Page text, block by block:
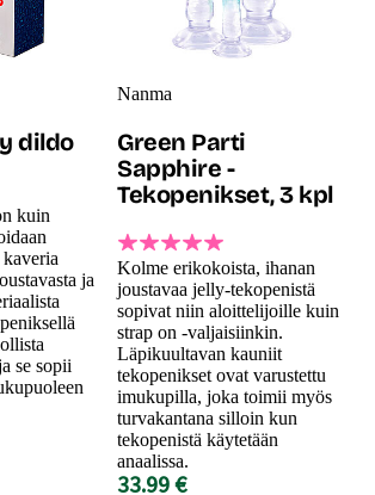
dildo
kuin
ja
se sopii
Nanma
Green Parti
Sapphire -
Tekopenikset, 3 kpl
Kolme erikokoista, ihanan
joustavaa jelly-tekopenistä
sopivat niin aloittelijoille kuin
strap on -valjaisiinkin.
Läpikuultavan kauniit
tekopenikset ovat varustettu
imukupilla, joka toimii myös
turvakantana silloin kun
tekopenistä käytetään
anaalissa.
33.99 €